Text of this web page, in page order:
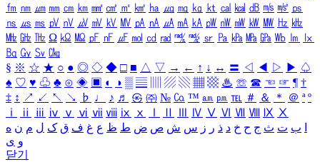
㎙ ㎚ ㎛ ㎜ ㎝ ㎞ ㎟ ㎠ ㎡ ㎢ ㏊ ㎍ ㎎ ㎏ ㏏ ㎈ ㎉ ㏈ ㎧ ㎨ ㎰
㎱ ㎲ ㎳ ㎴ ㎵ ㎶ ㎷ ㎸ ㎹ ㎀ ㎁ ㎂ ㎃ ㎄ ㎺ ㎻ ㎽ ㎾ ㎿ ㎐ ㎑
㎒ ㎓ ㎔ Ω ㏀ ㏁ ㎊ ㎋ ㎌ ㏖ ㏅ ㎭ ㎮ ㎯ ㏛ ㎩ ㎪ ㎫ ㎬ ㏝ ㏐
㏓
㏃ ㏉ ㏜ ㏆
§ ※ ☆ ★ ○ ● ◎ ◇ ◆ □ ■ △ ▽ → ← ↑ ↓ ↔ 〓 ◁ ◀ ▷ ▶ ♤
♠ ♡ ♥ ♧ ♣ ⊙ ◈ ▣ ◐ ◑ ▒ ▤ ▨ ▧ ▦ ▩ ♨ ☏ ☎ ☜ ☞ ¶ †
‡ ↕ ↗ ↙ ↖ ↘ ♭ ♩ ♪ ♬ ㉿ ㈜ № ㏇ ™ ㏂ ㏘ ℡ ＃ ＆ ＊ ＠ ª º
ⅰ
ⅱ ⅲ ⅳ ⅴ ⅵ ⅶ ⅷ ⅸ ⅹ Ⅳ Ⅴ Ⅵ Ⅶ Ⅷ Ⅸ Ⅹ
ب ت ث ج ح خ د ذ ر ز س ش ص ض ط ظ ع غ ف ق ک ل م ن ه
و ی
닫기